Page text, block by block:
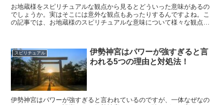
お地蔵様をスピリチュアルな観点から見るとどういった意味があるの
でしょうか。実はそこには意外な観点もあったりするんですよね。こ
の記事では、お地蔵様のスピリチュアルな意味について様々な観点か
スピリチュアル
伊勢神宮はパワーが強すぎると言
われる5つの理由と対処法！
伊勢神宮はパワーが強すぎると言われているのですが、一体なぜなの